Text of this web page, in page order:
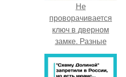
Не
проворачивается
ключ в дверном
замке. Разные
технические
неполадки, и как